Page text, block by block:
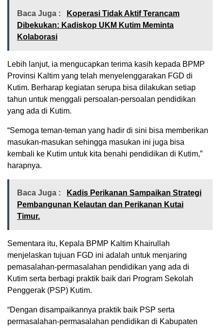
Baca Juga :
Koperasi Tidak Aktif Terancam
Dibekukan: Kadiskop UKM Kutim Meminta
Kolaborasi
Lebih lanjut, ia mengucapkan terima kasih kepada BPMP
Provinsi Kaltim yang telah menyelenggarakan FGD di
Kutim. Berharap kegiatan serupa bisa dilakukan setiap
tahun untuk menggali persoalan-persoalan pendidikan
yang ada di Kutim.
“Semoga teman-teman yang hadir di sini bisa memberikan
masukan-masukan sehingga masukan ini juga bisa
kembali ke Kutim untuk kita benahi pendidikan di Kutim,”
harapnya.
Baca Juga :
Kadis Perikanan Sampaikan Strategi
Pembangunan Kelautan dan Perikanan Kutai
Timur.
Sementara itu, Kepala BPMP Kaltim Khairullah
menjelaskan tujuan FGD ini adalah untuk menjaring
pemasalahan-permasalahan pendidikan yang ada di
Kutim serta berbagi praktik baik dari Program Sekolah
Penggerak (PSP) Kutim.
“Dengan disampaikannya praktik baik PSP serta
permasalahan-permasalahan pendidikan di Kabupaten